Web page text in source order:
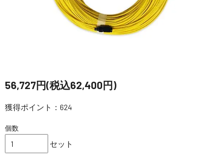
講習会･国家資格･WEBセミナー
56,727円(税込62,400円)
獲得ポイント：624
個数
セット